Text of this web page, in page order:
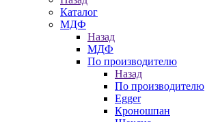
Каталог
МДФ
Назад
МДФ
По производителю
Назад
По производителю
Egger
Кроношпан